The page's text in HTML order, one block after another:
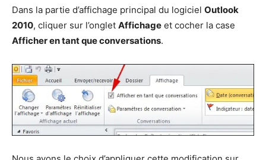
Dans la partie d’affichage principal du logiciel Outlook
2010, cliquer sur l’onglet Affichage et cocher la case
Afficher en tant que conversations.